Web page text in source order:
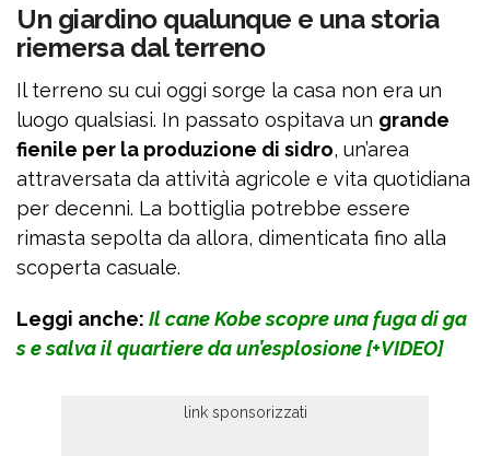
Un giardino qualunque e una storia
riemersa dal terreno
Il terreno su cui oggi sorge la casa non era un
luogo qualsiasi. In passato ospitava un grande
fienile per la produzione di sidro, un’area
attraversata da attività agricole e vita quotidiana
per decenni. La bottiglia potrebbe essere
rimasta sepolta da allora, dimenticata fino alla
scoperta casuale.
Leggi anche: Il cane Kobe scopre una fuga di ga
s e salva il quartiere da un’esplosione [+VIDEO]